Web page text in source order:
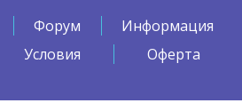
Форум
Информация
Условия Оферта